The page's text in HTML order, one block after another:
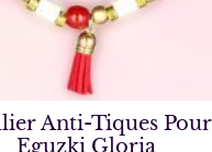
Anti-Tiques
Eguzki Gloria